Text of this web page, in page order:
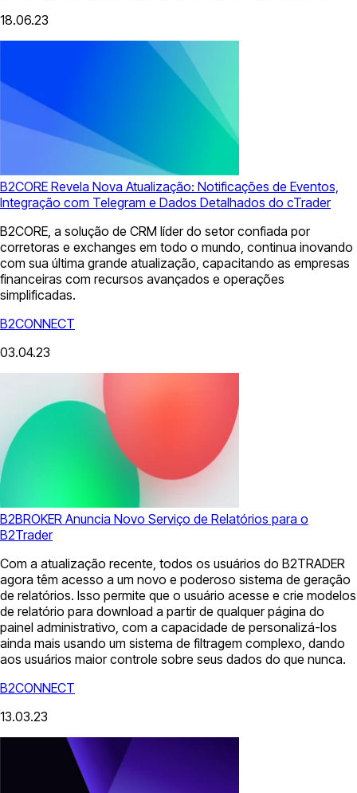
18.06.23
B2CORE Revela Nova Atualização: Notificações de Eventos,
Integração com Telegram e Dados Detalhados do cTrader
B2CORE, a solução de CRM líder do setor confiada por
corretoras e exchanges em todo o mundo, continua inovando
com sua última grande atualização, capacitando as empresas
financeiras com recursos avançados e operações
simplificadas.
B2CONNECT
03.04.23
B2BROKER Anuncia Novo Serviço de Relatórios para o
B2Trader
Com a atualização recente, todos os usuários do B2TRADER
agora têm acesso a um novo e poderoso sistema de geração
de relatórios. Isso permite que o usuário acesse e crie modelos
de relatório para download a partir de qualquer página do
painel administrativo, com a capacidade de personalizá-los
ainda mais usando um sistema de filtragem complexo, dando
aos usuários maior controle sobre seus dados do que nunca.
B2CONNECT
13.03.23